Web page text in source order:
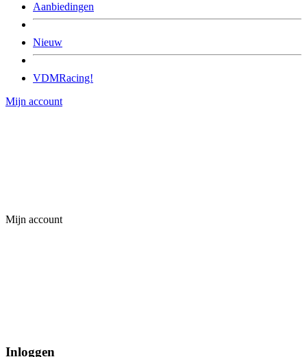
Aanbiedingen
Nieuw
VDMRacing!
Mijn account
Mijn account
Inloggen